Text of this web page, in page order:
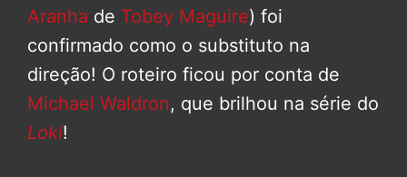
Aranha de Tobey Maguire) foi
confirmado como o substituto na
direção! O roteiro ficou por conta de
Michael Waldron, que brilhou na série do
Loki!